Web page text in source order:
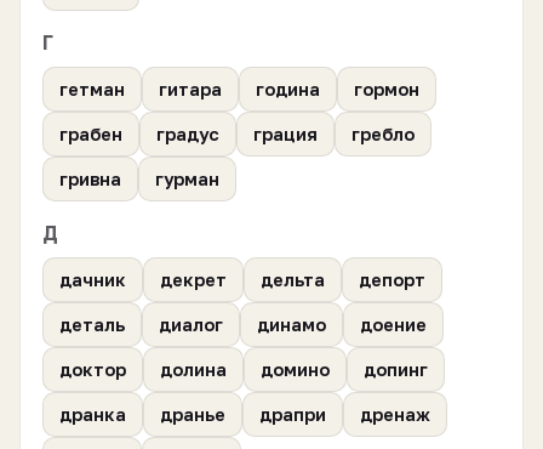
Г
гетман гитара година гормон
грабен градус грация гребло
гривна гурман
Д
дачник декрет дельта депорт
деталь диалог динамо доение
доктор долина домино допинг
дранка дранье драпри дренаж